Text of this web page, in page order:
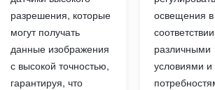
разрешения, которые
могут получать
данные изображения
с высокой точностью,
гарантируя, что
освещения в
различными
условиями и